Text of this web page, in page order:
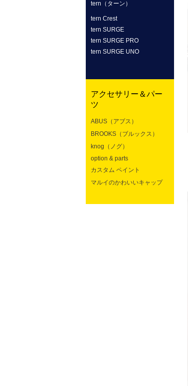
tern（ターン）
tern Crest
tern SURGE
tern SURGE PRO
tern SURGE UNO
アクセサリー＆パー
ツ
ABUS（アブス）
BROOKS（ブルックス）
knog（ノグ）
option & parts
カスタム ペイント
マルイのかわいいキャップ